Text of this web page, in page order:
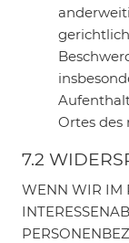
Ortes des
7.2
WENN WIR IM